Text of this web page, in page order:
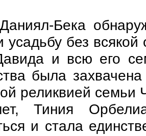
Бека
усадьбу без
и всю его
была
реликвией семьи
Тиния
и стала